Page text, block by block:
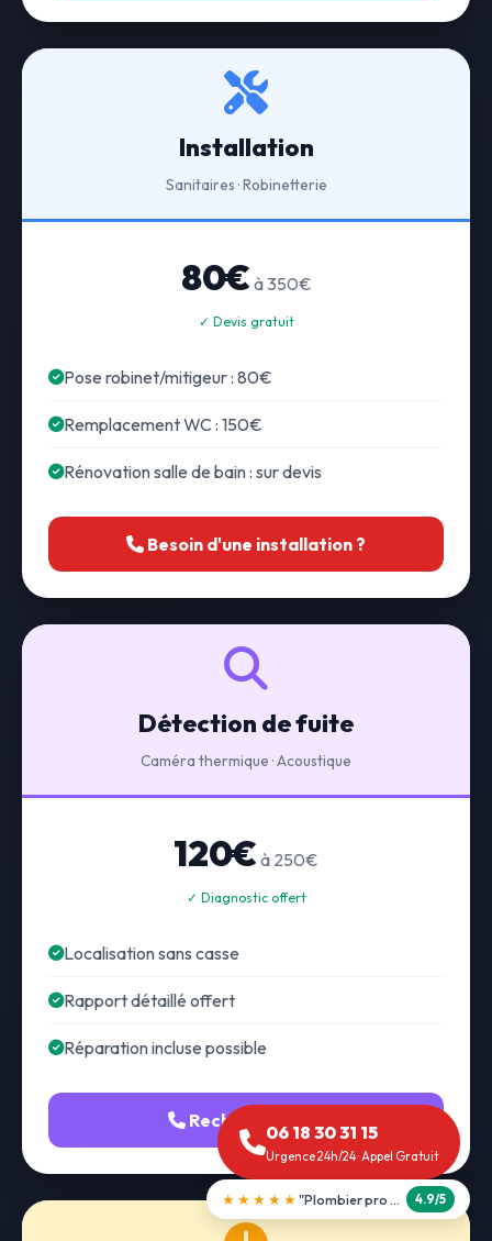
Installation
Sanitaires · Robinetterie
80€ à 350€
✓ Devis gratuit
Pose robinet/mitigeur : 80€
Remplacement WC : 150€
Rénovation salle de bain : sur devis
Besoin d'une installation ?
Détection de fuite
Caméra thermique · Acoustique
120€ à 250€
✓ Diagnostic offert
Localisation sans casse
Rapport détaillé offert
Réparation incluse possible
Recherche fuite
06 18 30 31 15
Urgence 24h/24 · Appel Gratuit
★★★★★ "Débouchage WC en 30 min" 5.0/5